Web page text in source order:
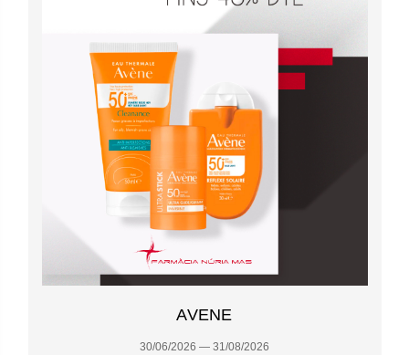
AVENE
30/06/2026 — 31/08/2026